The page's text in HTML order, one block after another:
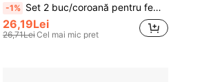
-1% Set 2 buc/coroană pentru femei, 15th 16th 18th 20th 21th 25th 30th 35th 40th 45th 50th 55th 60th 65th 70th 80th, bandă pentru păr aur roz, pieptăn pentru păr, coroană tiară cu stras și cristal, decor pentru petrecere, accesorii petrecere, eșarfă cu panglică și stras, La mulți ani, Fabulous
26,19Lei
26,71LeiCel mai mic pret